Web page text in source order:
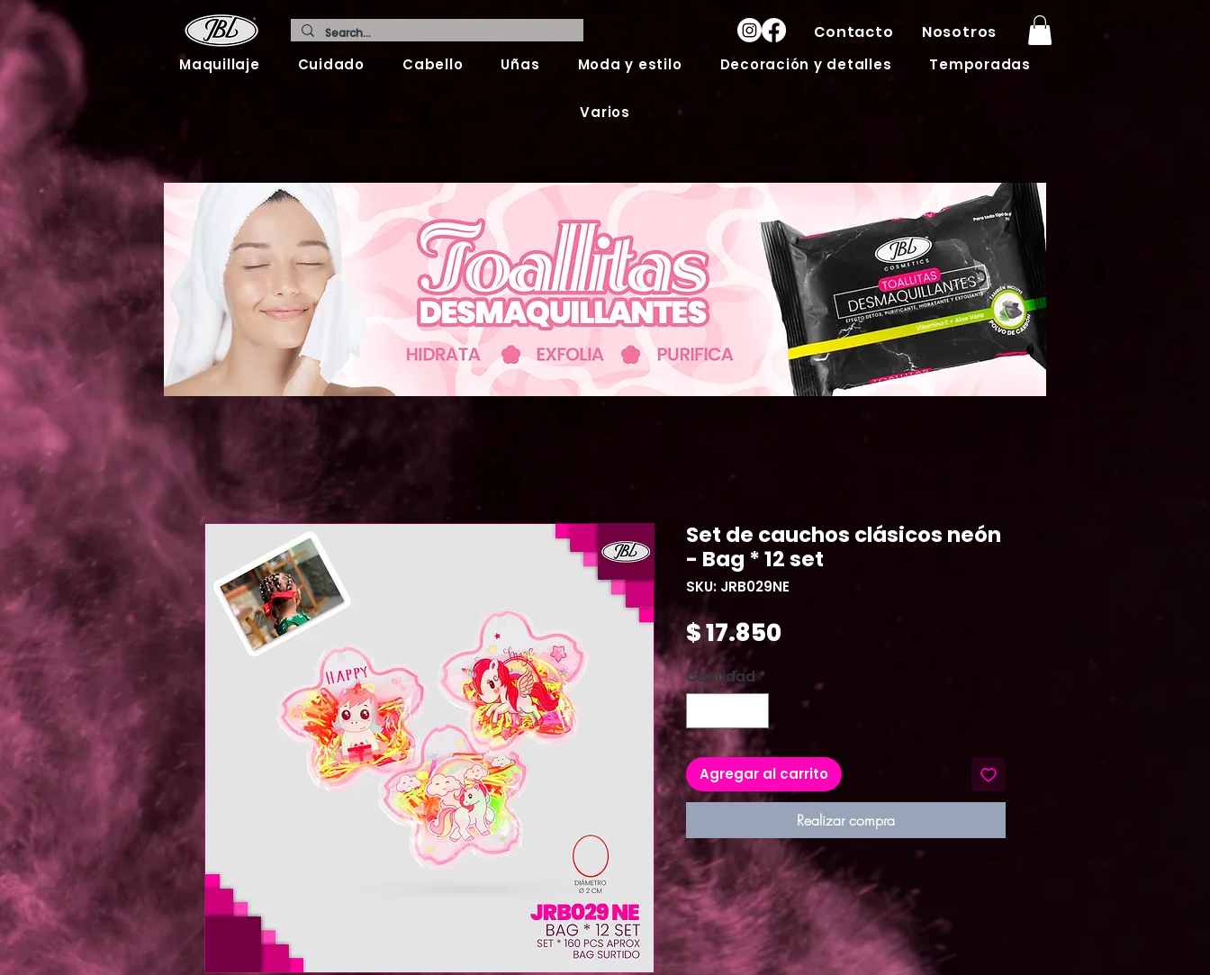
Contacto Nosotros
Maquillaje Cuidado Cabello Uñas Moda y estilo Decoración y detalles Temporadas
Varios
Set de cauchos clásicos neón
- Bag * 12 set
SKU: JRB029NE
$ 17.850Precio
Cantidad*
Agregar al carrito
Realizar compra